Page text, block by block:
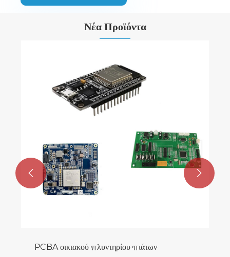
Νέα Προϊόντα
Πλυντήριο ρούχων επαγγελματικής χρήσης
Δείτε περισσότερα >>
 